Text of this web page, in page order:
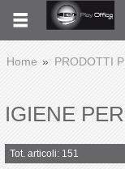
Home PRODOTTI
IGIENE
Tot. articoli: 151